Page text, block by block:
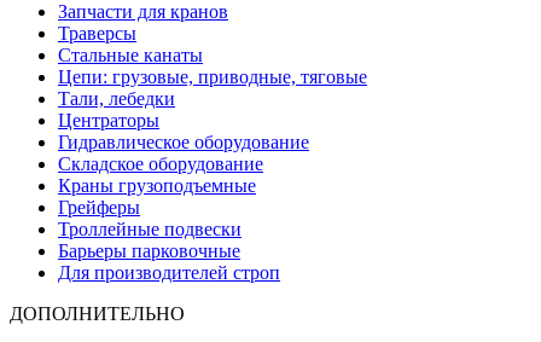
Запчасти для кранов
Траверсы
Стальные канаты
Цепи: грузовые, приводные, тяговые
Тали, лебедки
Центраторы
Гидравлическое оборудование
Складское оборудование
Краны грузоподъемные
Грейферы
Троллейные подвески
Барьеры парковочные
Для производителей строп
ДОПОЛНИТЕЛЬНО